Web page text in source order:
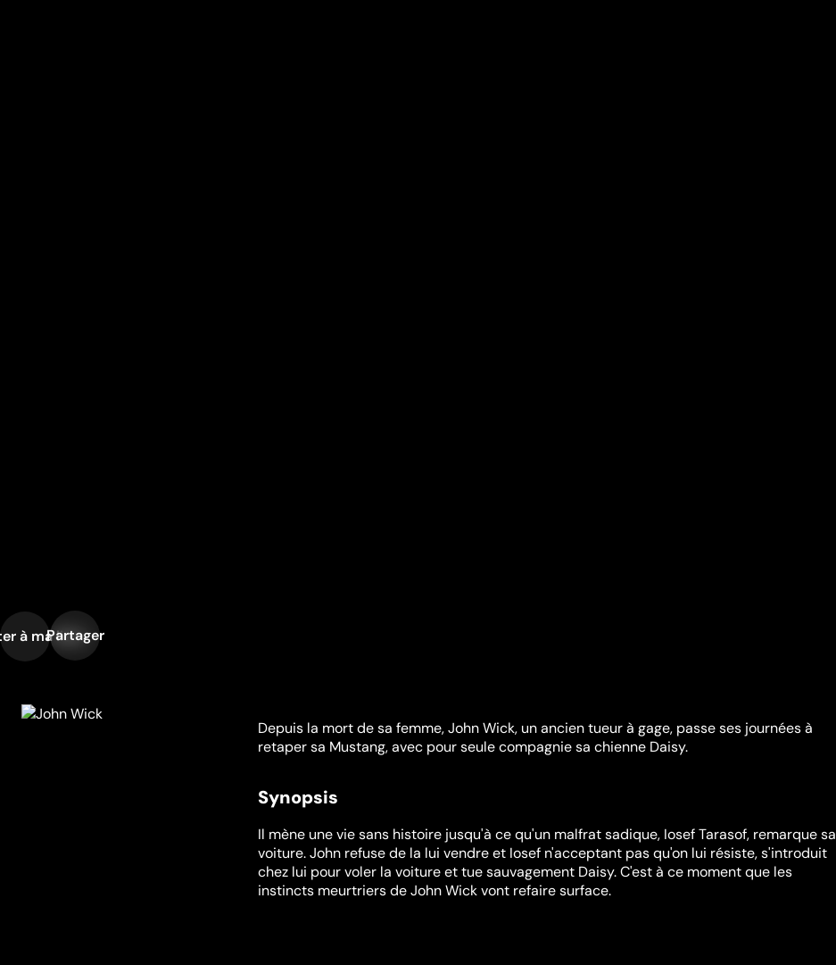
à ma liste
Partager
Depuis la mort de sa femme, John Wick, un ancien tueur à gage, passe ses journées à
retaper sa Mustang, avec pour seule compagnie sa chienne Daisy.
Synopsis
Il mène une vie sans histoire jusqu'à ce qu'un malfrat sadique, Iosef Tarasof, remarque sa
voiture. John refuse de la lui vendre et Iosef n'acceptant pas qu'on lui résiste, s'introduit
chez lui pour voler la voiture et tue sauvagement Daisy. C'est à ce moment que les
instincts meurtriers de John Wick vont refaire surface.